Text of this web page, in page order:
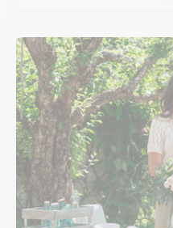
incinte
per
la
Festa
della
Mamma:
idee